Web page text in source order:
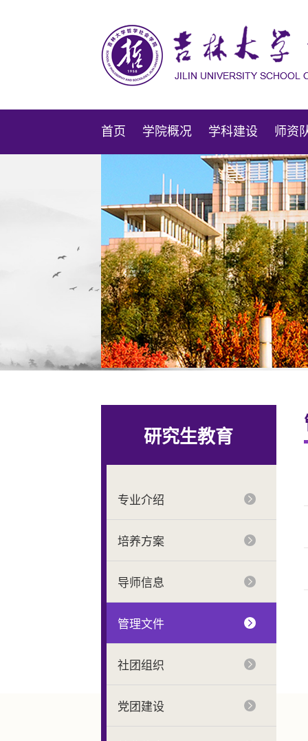
首页 学院概况 学科建设 师资
研究生教育
专业介绍
培养方案
导师信息
管理文件
社团组织
党团建设